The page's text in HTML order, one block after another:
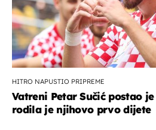
HITRO NAPUSTIO PRIPREME
Vatreni Petar Sučić postao
rodila je njihovo prvo dijete